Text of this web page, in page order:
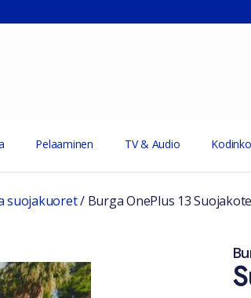
Pelaaminen TV & Audio
suojakuoret/ Burga OnePlus 13